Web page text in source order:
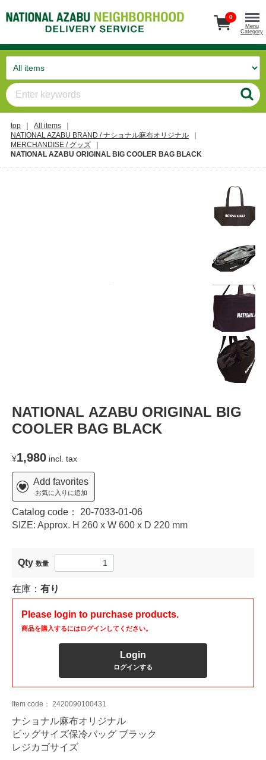
0
Menu
Category
top
All items
NATIONAL AZABU BRAND / ナショナル麻布オリジナル
MERCHANDISE / グッズ
NATIONAL AZABU ORIGINAL BIG COOLER BAG BLACK
NATIONAL AZABU ORIGINAL BIG
COOLER BAG BLACK
¥1,980 incl. tax
Add favorites
お気に入りに追加
Catalog code： 20-7033-01-06
SIZE: Approx. H 260 x W 600 x D 220 mm
Qty 数量
在庫： 有り
Please login to purchase products.
商品を購入するにはログインしてください。
Login
ログインする
Item code： 2420090100431
ナショナル麻布オリジナル
ビッグサイズ保冷バッグ ブラック
レジカゴサイズ